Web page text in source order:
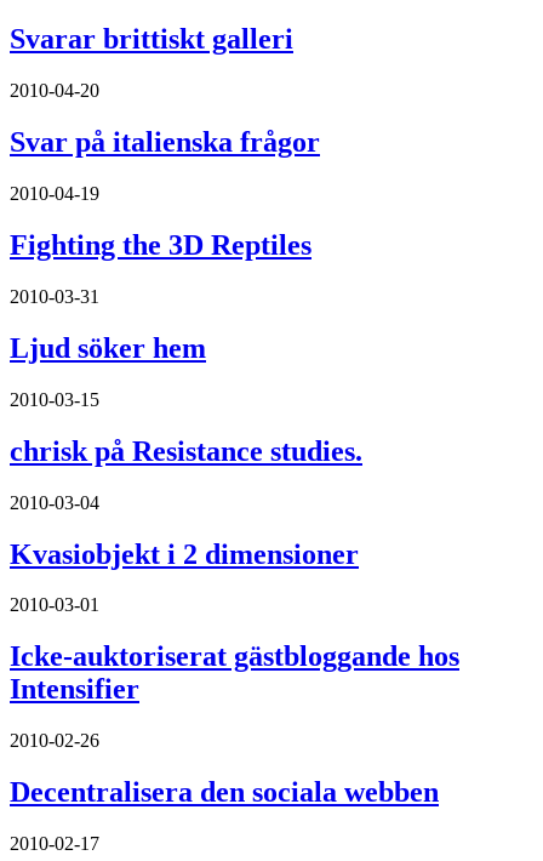
Svarar brittiskt galleri
2010-04-20
Svar på italienska frågor
2010-04-19
Fighting the 3D Reptiles
2010-03-31
Ljud söker hem
2010-03-15
chrisk på Resistance studies.
2010-03-04
Kvasiobjekt i 2 dimensioner
2010-03-01
Icke-auktoriserat gästbloggande hos
Intensifier
2010-02-26
Decentralisera den sociala webben
2010-02-17